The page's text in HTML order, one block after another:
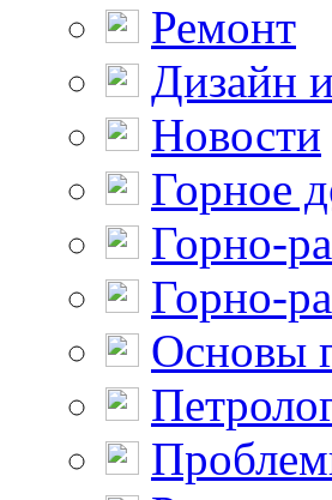
Ремонт
Дизайн
Новости
Горное
Горно-
Горно-
Основы